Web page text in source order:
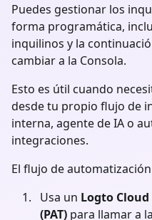
Puedes gestionar los
forma programática,
inquilinos y la
cambiar a la Consola.
Esto es útil cuando
desde tu propio flujo de
interna, agente de IA o
integraciones.
El flujo de automatización
Usa un Logto Cloud
(PAT) para llamar a